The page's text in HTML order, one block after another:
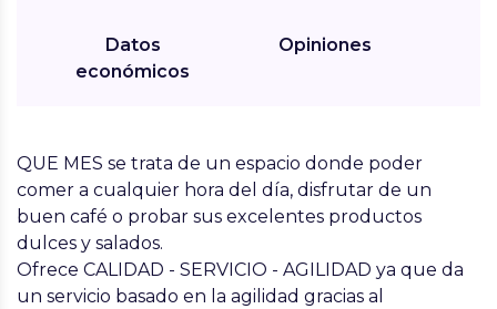
Datos
económicos
Opiniones
QUE MES se trata de un espacio donde poder
comer a cualquier hora del día, disfrutar de un
buen café o probar sus excelentes productos
dulces y salados.
Ofrece CALIDAD - SERVICIO - AGILIDAD ya que da
un servicio basado en la agilidad gracias al